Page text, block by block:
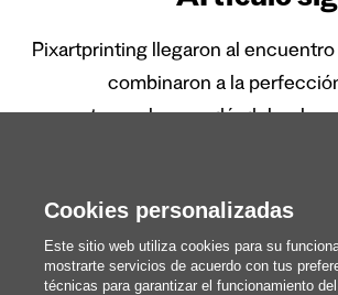
Pixartprinting llegaron al
combinaron a la
artesanales, ayudándola a
Cookies personalizadas
Este sitio web utiliza cookies para su
mostrarte servicios de acuerdo con tus
técnicas para garantizar el funcionamiento